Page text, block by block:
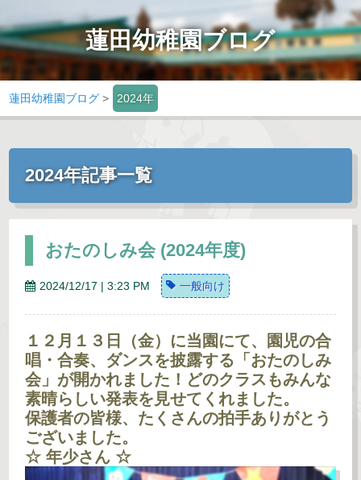
蓮田幼稚園ブログ
蓮田幼稚園ブログ > 2024年
2024年記事一覧
おたのしみ会 (2024年度)
2024/12/17 | 3:23 PM 一般向け
１２月１３日（金）に当園にて、園児の合
唱・合奏、ダンスを披露する「おたのしみ
会」が開かれました！ どのクラスもみんな
素晴らしい発表を見せてくれました。
保護者の皆様、たくさんの拍手ありがとう
ございました。
☆ 年少さん ☆